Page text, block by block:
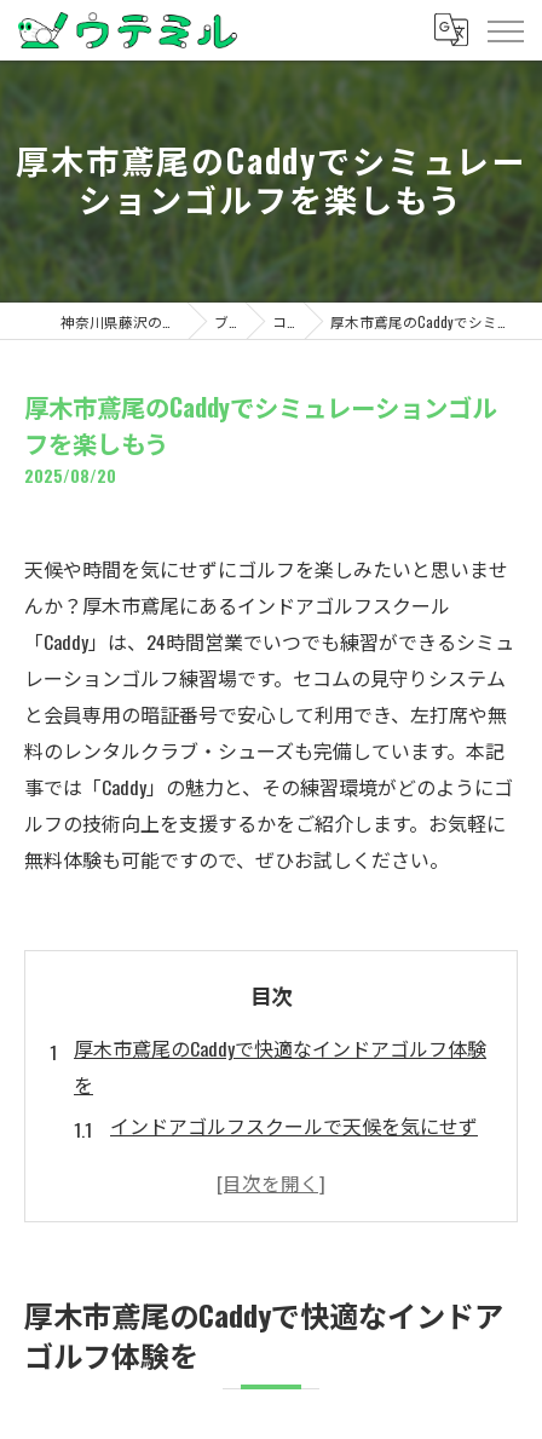
厚木市鳶尾のCaddyでシミュレー
ションゴルフを楽しもう
ブログ コラム 厚木市鳶尾のCaddyでシミュレーションゴルフを楽しもう
厚木市鳶尾のCaddyでシミュレーションゴル
フを楽しもう
2025/08/20
天候や時間を気にせずにゴルフを楽しみたいと思いませ
んか？厚木市鳶尾にあるインドアゴルフスクール
「Caddy」は、24時間営業でいつでも練習ができるシミュ
レーションゴルフ練習場です。セコムの見守りシステム
と会員専用の暗証番号で安心して利用でき、左打席や無
料のレンタルクラブ・シューズも完備しています。本記
事では「Caddy」の魅力と、その練習環境がどのようにゴ
ルフの技術向上を支援するかをご紹介します。お気軽に
無料体験も可能ですので、ぜひお試しください。
目次
厚木市鳶尾のCaddyで快適なインドアゴルフ体験
を
インドアゴルフスクールで天候を気にせず
最新シミュレーションゴルフの魅力を徹底
とは
インドアゴルフスクールで世界のコースを
厚木市鳶尾のCaddyで快適なインドア
ゴルフ体験を